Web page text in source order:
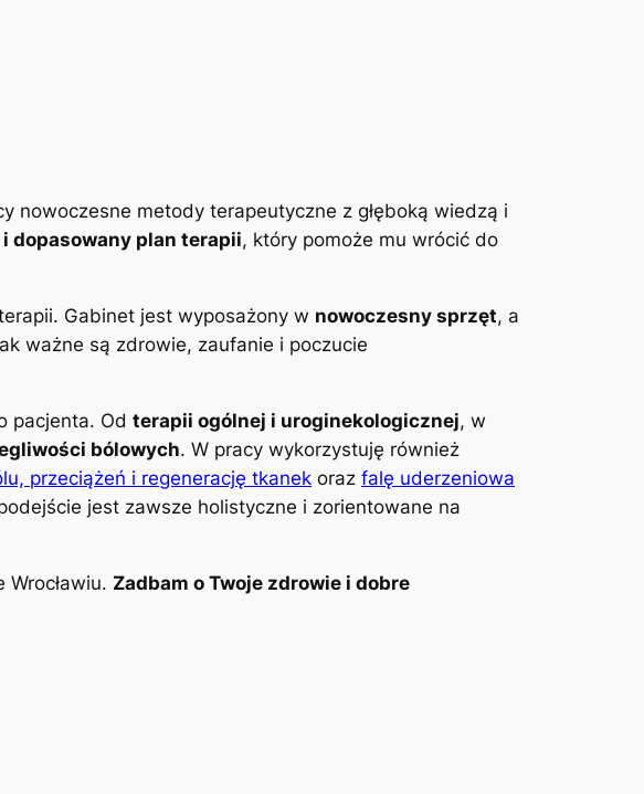
metody terapeutyczne z głęboką wiedzą i
dopasowany plan terapii, który pomoże mu wrócić do
Gabinet jest wyposażony w nowoczesny sprzęt, a
ważne są zdrowie, zaufanie i poczucie
pacjenta. Od terapii ogólnej i uroginekologicznej, w
bólowych. W pracy wykorzystuję również
przeciążeń i regenerację tkanek oraz falę uderzeniowa
jest zawsze holistyczne i zorientowane na
Zadbam o Twoje zdrowie i dobre